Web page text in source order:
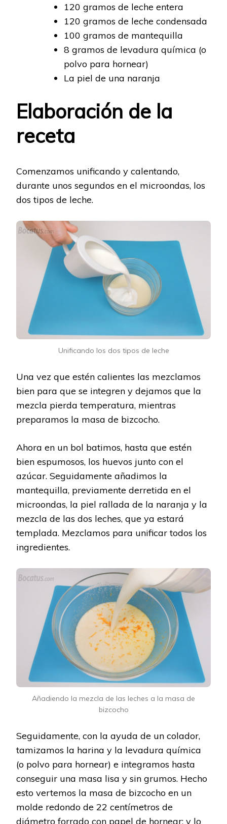
120 gramos de leche entera
120 gramos de leche condensada
100 gramos de mantequilla
8 gramos de levadura química (o
polvo para hornear)
La piel de una naranja
Elaboración de la
receta
Comenzamos unificando y calentando,
durante unos segundos en el microondas, los
dos tipos de leche.
Unificando los dos tipos de leche
Una vez que estén calientes las mezclamos
bien para que se integren y dejamos que la
mezcla pierda temperatura, mientras
preparamos la masa de bizcocho.
Ahora en un bol batimos, hasta que estén
bien espumosos, los huevos junto con el
azúcar. Seguidamente añadimos la
mantequilla, previamente derretida en el
microondas, la piel rallada de la naranja y la
mezcla de las dos leches, que ya estará
templada. Mezclamos para unificar todos los
ingredientes.
Añadiendo la mezcla de las leches a la masa de
bizcocho
Seguidamente, con la ayuda de un colador,
tamizamos la harina y la levadura química
(o polvo para hornear) e integramos hasta
conseguir una masa lisa y sin grumos. Hecho
esto vertemos la masa de bizcocho en un
molde redondo de 22 centímetros de
diámetro forrado con papel de hornear; y lo